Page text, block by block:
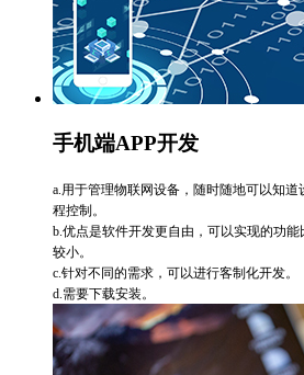
手机端APP开发
a.用于管理物联网设备，随时随地可以知
程控制。
b.优点是软件开发更自由，可以实现的功
较小。
c.针对不同的需求，可以进行客制化开发。
d.需要下载安装。